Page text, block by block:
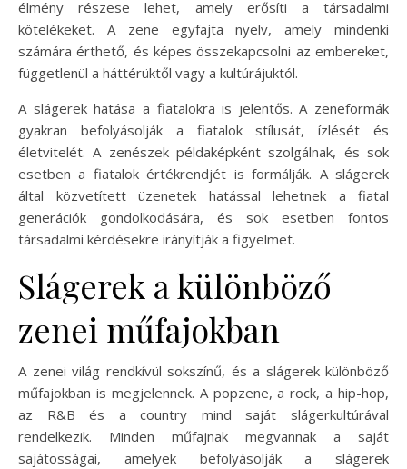
élmény részese lehet, amely erősíti a társadalmi
kötelékeket. A zene egyfajta nyelv, amely mindenki
számára érthető, és képes összekapcsolni az embereket,
függetlenül a háttérüktől vagy a kultúrájuktól.
A slágerek hatása a fiatalokra is jelentős. A zeneformák
gyakran befolyásolják a fiatalok stílusát, ízlését és
életvitelét. A zenészek példaképként szolgálnak, és sok
esetben a fiatalok értékrendjét is formálják. A slágerek
által közvetített üzenetek hatással lehetnek a fiatal
generációk gondolkodására, és sok esetben fontos
társadalmi kérdésekre irányítják a figyelmet.
Slágerek a különböző
zenei műfajokban
A zenei világ rendkívül sokszínű, és a slágerek különböző
műfajokban is megjelennek. A popzene, a rock, a hip-hop,
az R&B és a country mind saját slágerkultúrával
rendelkezik. Minden műfajnak megvannak a saját
sajátosságai, amelyek befolyásolják a slágerek